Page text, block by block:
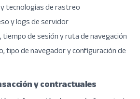
tecnologías de rastreo
y logs de servidor
tiempo de sesión y ruta de navegación
tipo de navegador y configuración de
y contractuales